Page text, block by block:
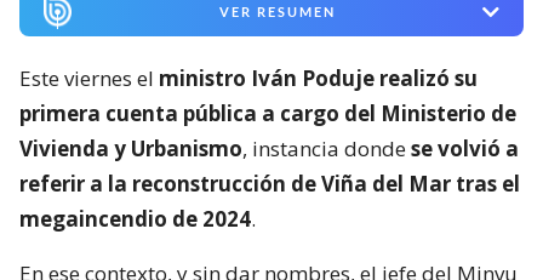
VER RESUMEN
Este viernes el ministro Iván Poduje realizó su
primera cuenta pública a cargo del Ministerio de
Vivienda y Urbanismo, instancia dondese volvió a
referir a la reconstrucción de Viña del Mar tras el
megaincendio de 2024.
En ese contexto, y sin dar nombres, el jefe del Minvu